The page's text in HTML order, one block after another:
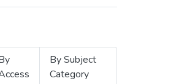
By Subject
Category